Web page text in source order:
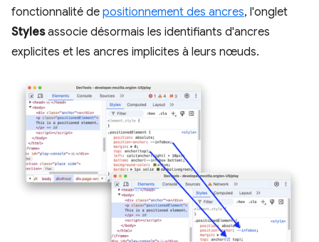
fonctionnalité de positionnement des ancres, l'onglet
Stylesassocie désormais les identifiants d'ancres
explicites et les ancres implicites à leurs nœuds.